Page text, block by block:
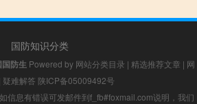
国防知识分类
国防生 Powered by 网站分类目录 | 精选推荐文章 | 网
疑难解答 陕ICP备05009492号
信息有错误可发邮件到f_fb#foxmail.com说明，我们